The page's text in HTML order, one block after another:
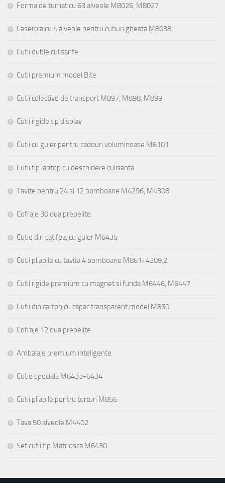
Forma de turnat cu 63 alveole M8026, M8027
Caserola cu 4 alveole pentru cuburi gheata M8038
Cutii duble culisante
Cutii premium model Bite
Cutii colective de transport M897, M898, M899
Cutii rigide tip display
Cutii cu guler pentru cadouri voluminoase M6101
Cutii tip laptop cu deschidere culisanta
Tavite pentru 24 si 12 bomboane M4296, M4308
Cofraje 30 oua prepelite
Cutie din catifea, cu guler M6435
Cutii pliabile cu tavita 4 bomboane M861+4309.2
Cutii rigide premium cu magnet si funda M6446, M6447
Cutii din carton cu capac transparent model M860
Cofraje 12 oua prepelite
Ambalaje premium inteligente
Cutie speciala M6433-6434
Cutii pliabile pentru torturi M856
Tava 50 alveole M4402
Set cutii tip Matriosca M6430